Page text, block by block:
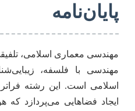
پایان‌نامه
مهندسی معماری اسلامی،
مهندسی با فلسفه،
اسلامی است. این رشته
ایجاد فضاهایی می‌پردازد